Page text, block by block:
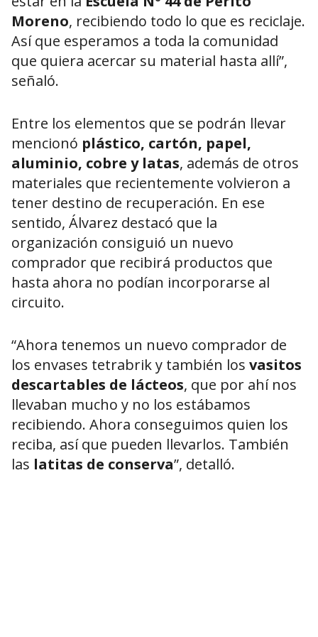
Moreno, recibiendo todo lo que es reciclaje.
Así que esperamos a toda la comunidad
que quiera acercar su material hasta allí”,
señaló.
Entre los elementos que se podrán llevar
mencionó plástico, cartón, papel,
aluminio, cobre y latas, además de otros
materiales que recientemente volvieron a
tener destino de recuperación. En ese
sentido, Álvarez destacó que la
organización consiguió un nuevo
comprador que recibirá productos que
hasta ahora no podían incorporarse al
circuito.
“Ahora tenemos un nuevo comprador de
los envases tetrabrik y también los vasitos
descartables de lácteos, que por ahí nos
llevaban mucho y no los estábamos
recibiendo. Ahora conseguimos quien los
reciba, así que pueden llevarlos. También
las latitas de conserva”, detalló.